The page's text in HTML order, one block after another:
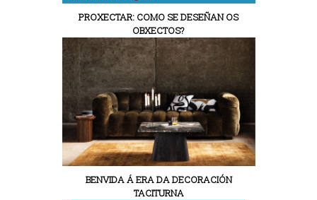
PROXECTAR: COMO SE DESEÑAN OS
OBXECTOS?
BENVIDA Á ERA DA DECORACIÓN
TACITURNA